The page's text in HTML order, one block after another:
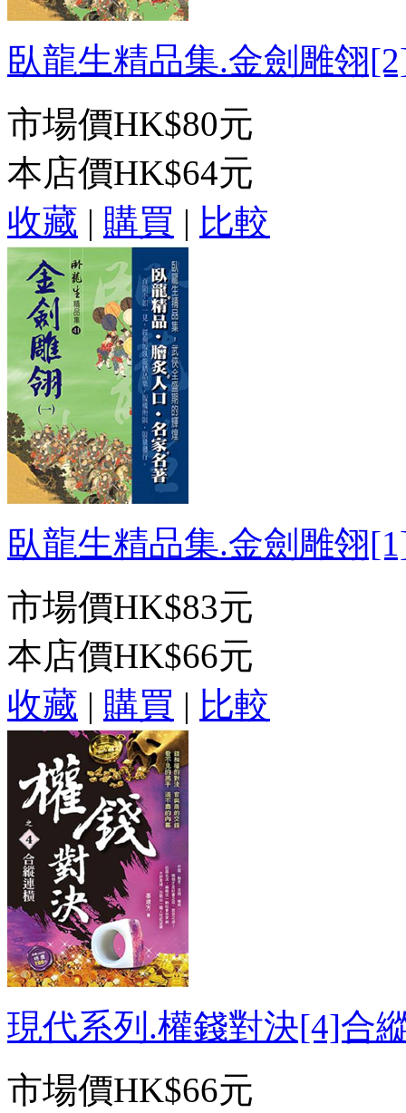
臥龍生精品集.金劍雕翎
市場價HK$80元
本店價HK$64元
收藏 | 購買 | 比較
臥龍生精品集.金劍雕翎
市場價HK$83元
本店價HK$66元
收藏 | 購買 | 比較
現代系列.權錢對決[4]合
市場價HK$66元